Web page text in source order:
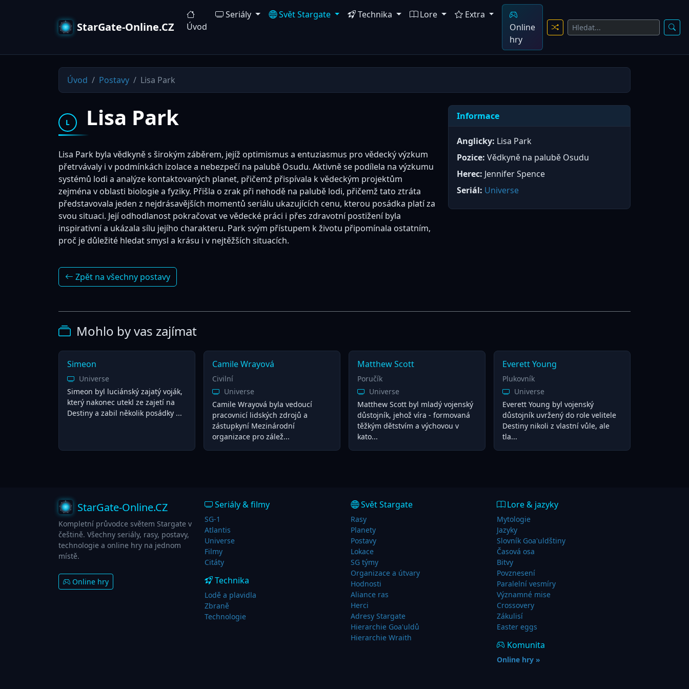
StarGate-Online.CZ Úvod
Seriály Svět Stargate Technika Lore
Extra
Online
hry
Úvod Postavy Lisa Park
L Lisa Park
Lisa Park byla vědkyně s širokým záběrem, jejíž optimismus a entuziasmus pro vědecký výzkum
přetrvávaly i v podmínkách izolace a nebezpečí na palubě Osudu. Aktivně se podílela na výzkumu
systémů lodi a analýze kontaktovaných planet, přičemž přispívala k vědeckým projektům
zejména v oblasti biologie a fyziky. Přišla o zrak při nehodě na palubě lodi, přičemž tato ztráta
představovala jeden z nejdrásavějších momentů seriálu ukazujících cenu, kterou posádka platí za
svou situaci. Její odhodlanost pokračovat ve vědecké práci i přes zdravotní postižení byla
inspirativní a ukázala sílu jejího charakteru. Park svým přístupem k životu připomínala ostatním,
proč je důležité hledat smysl a krásu i v nejtěžších situacích.
Informace
Anglicky: Lisa Park
Pozice: Vědkyně na palubě Osudu
Herec: Jennifer Spence
Seriál: Universe
Zpět na všechny postavy
Mohlo by vas zajímat
Simeon
Universe
Simeon byl luciánský zajatý voják,
který nakonec utekl ze zajetí na
Destiny a zabil několik posádky ...
Camile Wrayová
Civilní
Universe
Camile Wrayová byla vedoucí
pracovnicí lidských zdrojů a
zástupkyní Mezinárodní
organizace pro zálež...
Matthew Scott
Poručík
Universe
Matthew Scott byl mladý vojenský
důstojník, jehož víra - formovaná
těžkým dětstvím a výchovou v
kato...
Everett Young
Plukovník
Universe
Everett Young byl vojenský
důstojník uvržený do role velitele
Destiny nikoli z vlastní vůle, ale
tla...
StarGate-Online.CZ
Kompletní průvodce světem Stargate v
češtině. Všechny seriály, rasy, postavy,
technologie a online hry na jednom
místě.
Online hry
Seriály & filmy
SG-1
Atlantis
Universe
Filmy
Citáty
Technika
Lodě a plavidla
Zbraně
Technologie
Svět Stargate
Rasy
Planety
Postavy
Lokace
SG týmy
Organizace a útvary
Hodnosti
Aliance ras
Herci
Adresy Stargate
Hierarchie Goa'uldů
Hierarchie Wraith
Lore & jazyky
Mytologie
Jazyky
Slovník Goa'uldštiny
Časová osa
Bitvy
Povznesení
Paralelní vesmíry
Významné mise
Crossovery
Zákulisí
Easter eggs
Komunita
Online hry »